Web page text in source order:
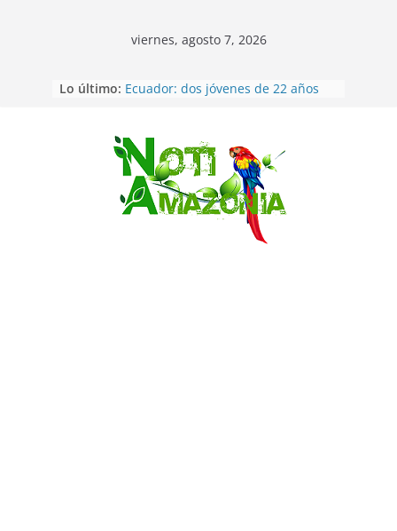
Saltar
viernes, agosto 7, 2026
Lo último: Ecuador: dos jóvenes de 22 años
Sentencian a 34 años de prisión a
implicados en caso de Alison,
oriunda de Tena
Vozinha, el arquero sensación de
cabo Verde, ya llegó para
incorporarse a Colo Colo de Chile
Pastaza: la parroquia Diez de